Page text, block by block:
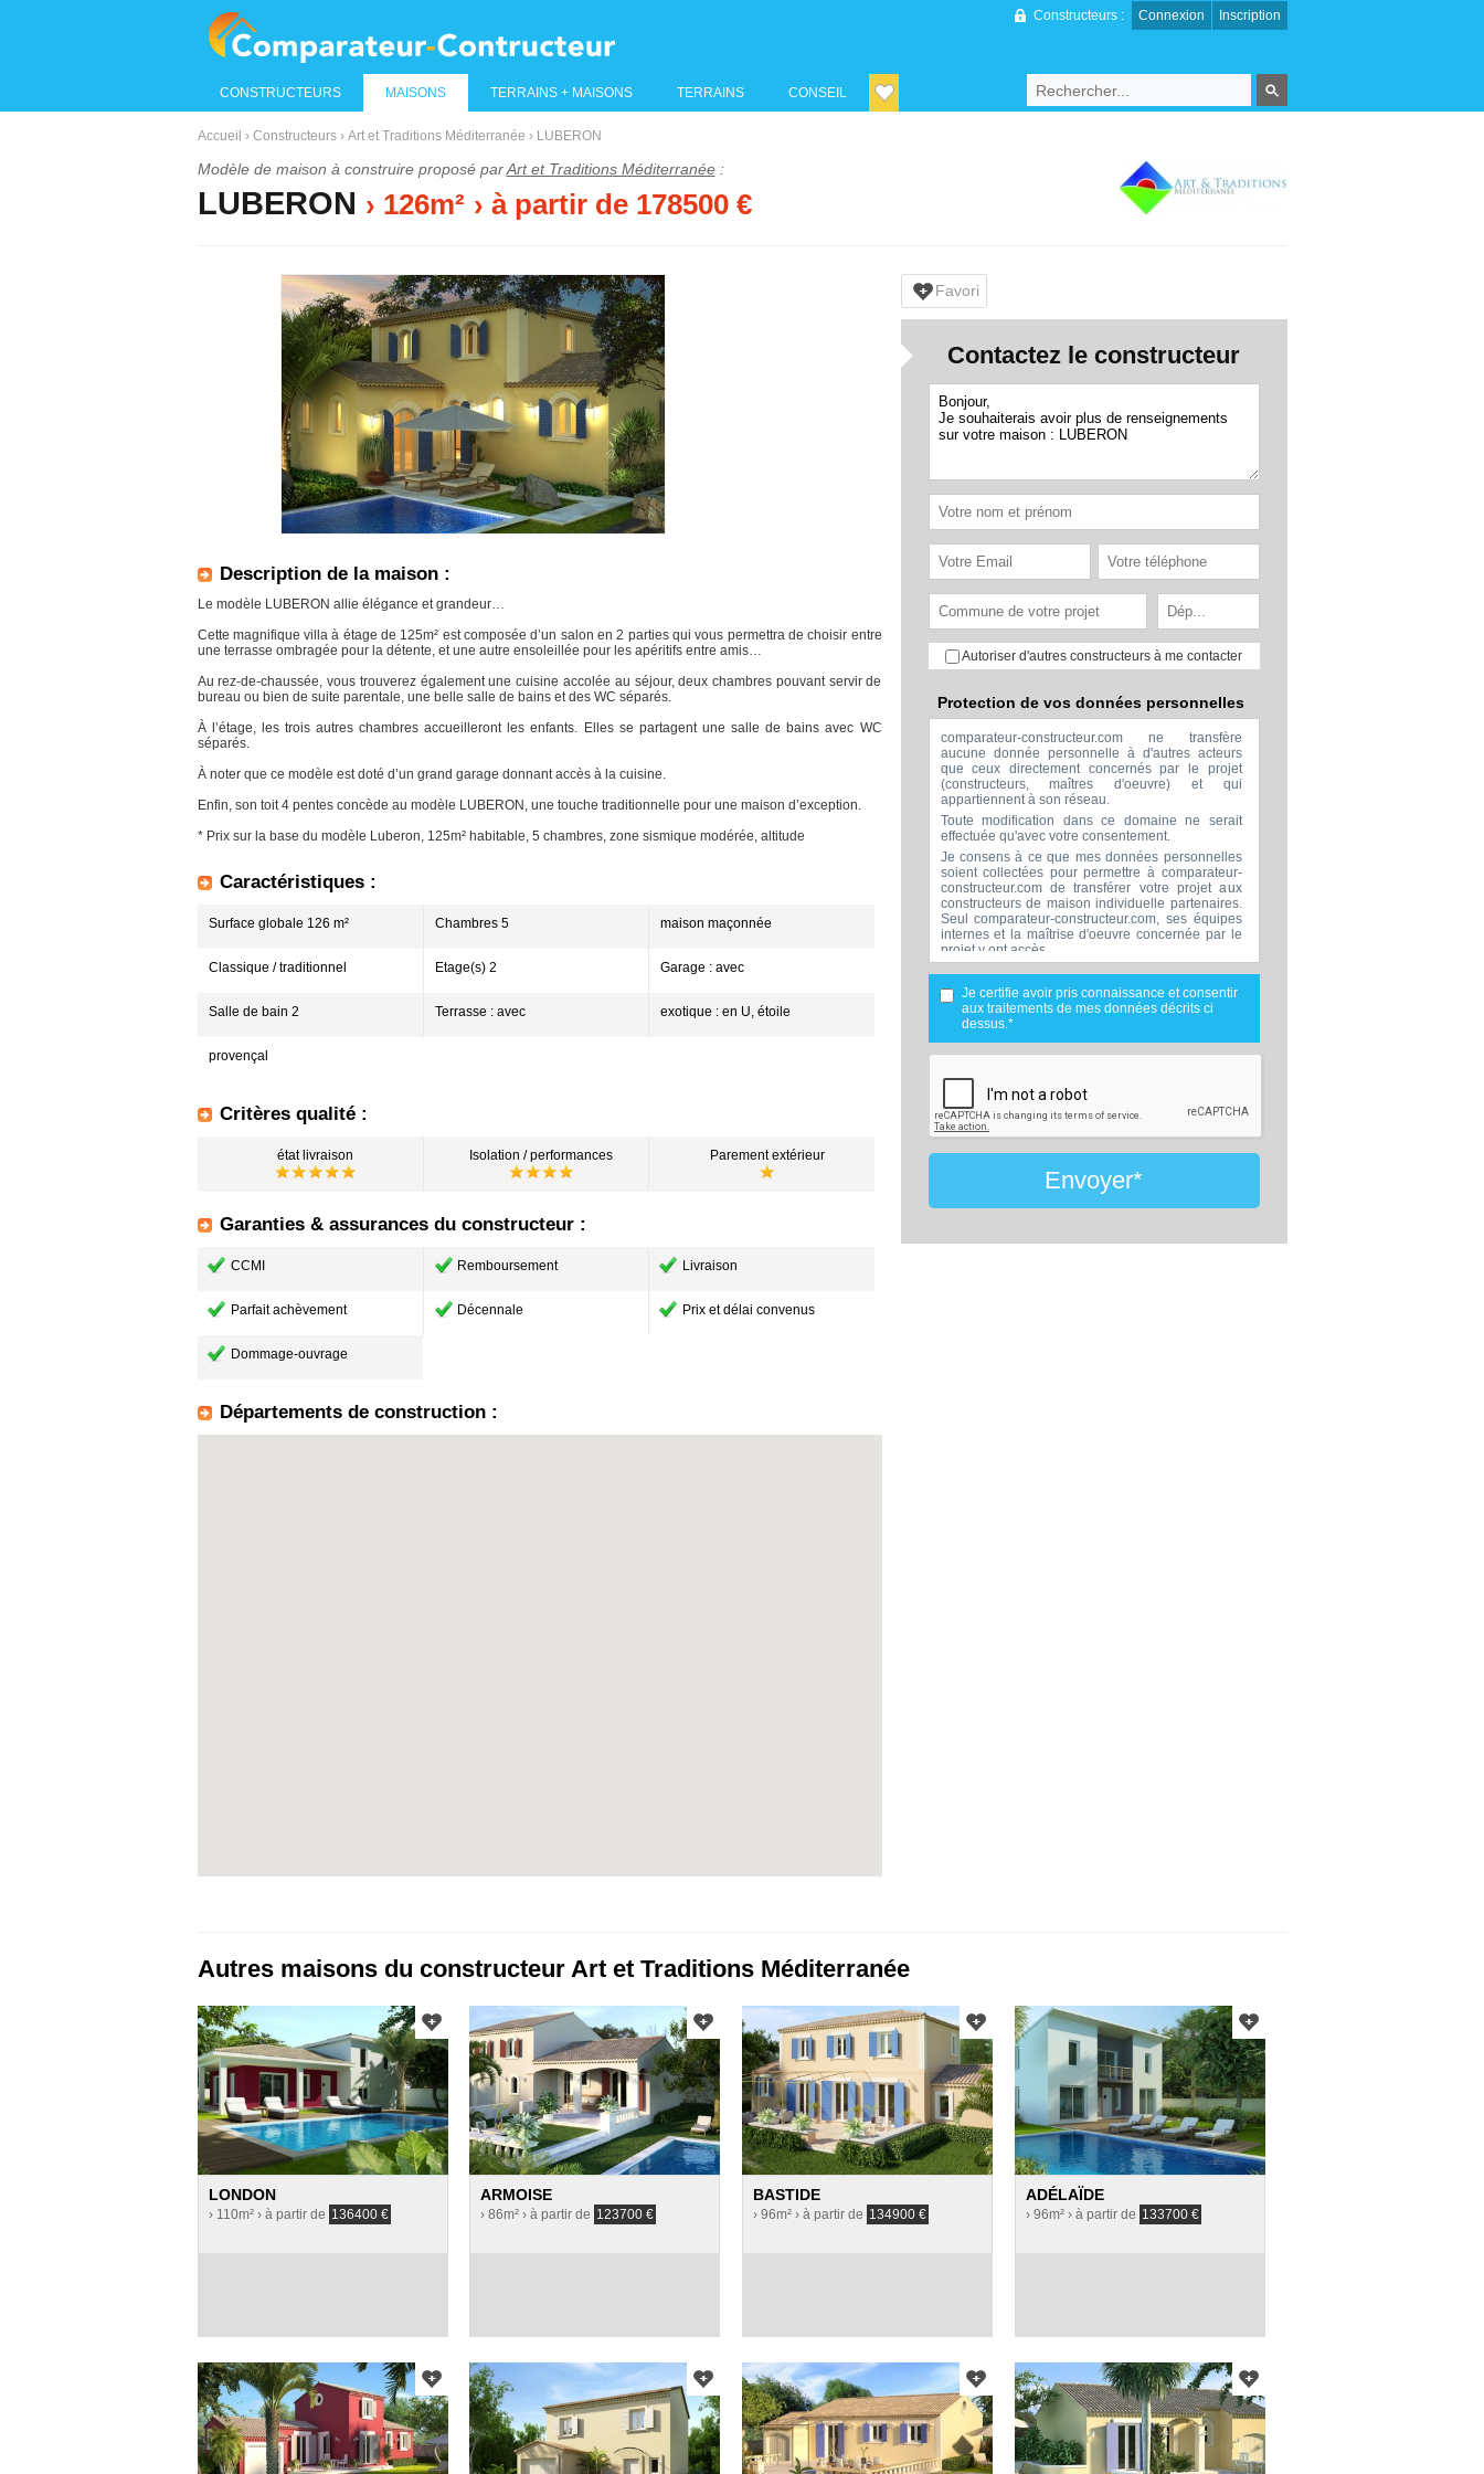
Constructeurs : Connexion Inscription
CONSTRUCTEURS MAISONS TERRAINS + MAISONS TERRAINS CONSEIL
Accueil › Constructeurs› Art et Traditions Méditerranée › LUBERON
Modèle de maison à construire proposé parArt et Traditions Méditerranée:
LUBERON › 126m² › à partir de 178500€
Description de la maison :
Le modèle LUBERON allie élégance et grandeur…
Cette magnifique villa à étage de 125m² est composée d’un salon en 2 parties qui vous permettra de choisir entre
une terrasse ombragée pour la détente, et une autre ensoleillée pour les apéritifs entre amis…
Au rez-de-chaussée, vous trouverez également une cuisine accolée au séjour, deux chambres pouvant servir de
bureau ou bien de suite parentale, une belle salle de bains et des WC séparés.
À l’étage, les trois autres chambres accueilleront les enfants. Elles se partagent une salle de bains avec WC
séparés.
À noter que ce modèle est doté d’un grand garage donnant accès à la cuisine.
Enfin, son toit 4 pentes concède au modèle LUBERON, une touche traditionnelle pour une maison d’exception.
* Prix sur la base du modèle Luberon, 125m² habitable, 5 chambres, zone sismique modérée, altitude
Caractéristiques :
Surface globale 126 m² Chambres 5 maison maçonnée
Classique / traditionnel Etage(s) 2 Garage : avec
Salle de bain 2 Terrasse : avec exotique : en U, étoile
provençal
Critères qualité :
état livraison Isolation / performances Parement extérieur
Garanties & assurances du constructeur :
CCMI Remboursement Livraison
Parfait achèvement Décennale Prix et délai convenus
Dommage-ouvrage
Départements de construction :
Favori
Contactez le constructeur
Autoriser d'autres constructeurs à me contacter
Protection de vos données personnelles
comparateur-constructeur.com ne transfère
aucune donnée personnelle à d'autres acteurs
que ceux directement concernés par le projet
(constructeurs, maîtres d'oeuvre) et qui
appartiennent à son réseau.
Toute modification dans ce domaine ne serait
effectuée qu'avec votre consentement.
Je consens à ce que mes données personnelles
soient collectées pour permettre à comparateur-
constructeur.com de transférer votre projet aux
constructeurs de maison individuelle partenaires.
Seul comparateur-constructeur.com, ses équipes
internes et la maîtrise d'oeuvre concernée par le
projet y ont accès.
Aucune transmission de données à des tiers à
l'exclusion de ceux décrits ci dessus n'est
réalisée.
Mes données téléphoniques seront uniquement
maîtrise d'ouvrage concernée par votre projet
mon projet.
Les données sont conservées pendant une durée
de 18 mois courant à partir des derniers contacts
effectifs entre comparateur-constructeur.com et
vous ou comparateur-constructeur.com et un
ce projet et qui serait en relation avec
comparateur-constructeur sur ce projet.
Je certifie avoir pris connaissance et consentir
aux traitements de mes données décrits ci
dessus.*
Envoyer*
Autres maisons du constructeur Art et Traditions Méditerranée
LONDON
› 110m² › à partir de 136400€
ARMOISE
› 86m² › à partir de 123700 €
BASTIDE
› 96m² › à partir de 134900 €
ADÉLAÏDE
› 96m² › à partir de 133700€